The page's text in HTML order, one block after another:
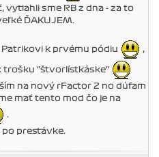
vytiahli sme RB z dna - za to
ĎAKUJEM.
Patrikovi k prvému pódiu ,
trošku "štvorlístkáske"
na nový rFactor 2 no dúfam
mať tento mod čo je na
.
po prestávke.